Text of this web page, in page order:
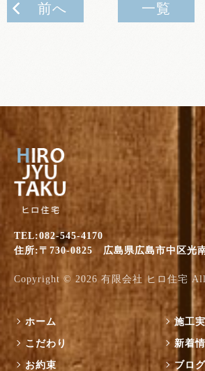
前へ 一覧
TEL:082-545-4170
住所:〒730-0825 広島県広島市中区光
Copyright © 2026 有限会社 ヒロ住宅
ホーム
こだわり
お約束
施工
新着
ブログ